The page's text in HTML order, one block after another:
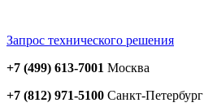
Запрос технического решения
+7 (499) 613-7001 Москва
+7 (812) 971-5100 Санкт-Петербург